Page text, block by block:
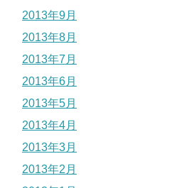
2013年9月
2013年8月
2013年7月
2013年6月
2013年5月
2013年4月
2013年3月
2013年2月